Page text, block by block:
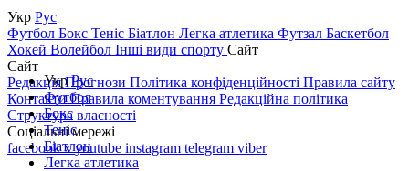
Укр Рус
Футбол Бокс Теніс Біатлон Легка атлетика Футзал Баскетбол
Хокей Волейбол Інші види спорту Сайт
Сайт
РедакціяПрогнози Політика конфіденційності Правила сайту
КонтактиПравила коментування Редакційна політика
Структура власності
Соціальні мережі
facebookxyoutube instagram telegram viber
УкрРус
Футбол
Бокс
Теніс
Біатлон
Легка атлетика